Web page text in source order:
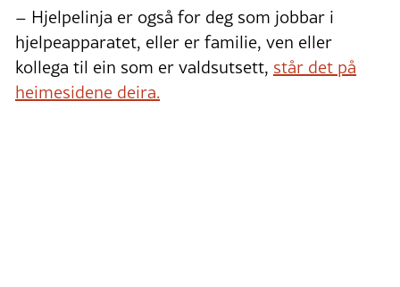
– Hjelpelinja er også for deg som jobbar i
hjelpeapparatet, eller er familie, ven eller
kollega til ein som er valdsutsett, står det på
heimesidene deira.